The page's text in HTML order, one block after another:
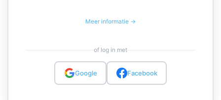
Meer informatie →
of log in met
Google Facebook